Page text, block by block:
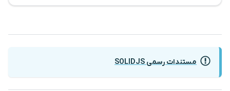
مستندات رسمی SOLIDJS